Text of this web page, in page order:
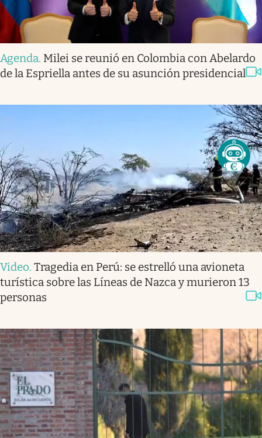
Agenda. Milei se reunió en Colombia con Abelardo
de la Espriella antes de su asunción presidencial
Video. Tragedia en Perú: se estrelló una avioneta
turística sobre las Líneas de Nazca y murieron 13
personas